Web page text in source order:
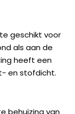
geschikt voor
als aan de
heeft een
en stofdicht.
behuizing van